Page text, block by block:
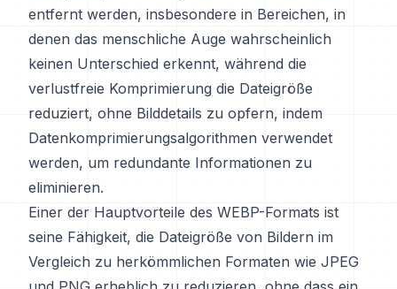
entfernt werden, insbesondere in Bereichen, in
denen das menschliche Auge wahrscheinlich
keinen Unterschied erkennt, während die
verlustfreie Komprimierung die Dateigröße
reduziert, ohne Bilddetails zu opfern, indem
Datenkomprimierungsalgorithmen verwendet
werden, um redundante Informationen zu
eliminieren.
Einer der Hauptvorteile des WEBP-Formats ist
seine Fähigkeit, die Dateigröße von Bildern im
Vergleich zu herkömmlichen Formaten wie JPEG